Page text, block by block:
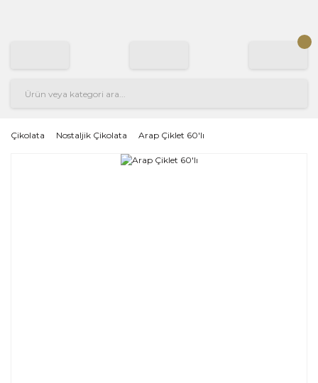
Çikolata Nostaljik Çikolata Arap Çiklet 60'lı